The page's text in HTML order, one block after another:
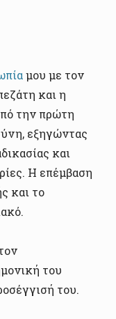
μου με τον
και η
την πρώτη
εξηγώντας
και
Η επέμβαση
και το
του
του.